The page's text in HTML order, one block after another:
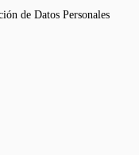
de Datos Personales